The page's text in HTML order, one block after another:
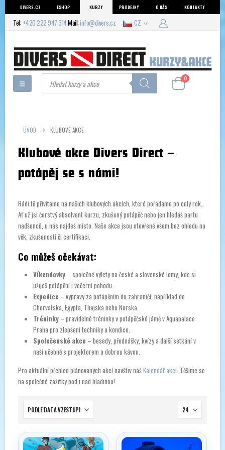
DIVERS.CZ ESHOP KURZY PRODEJNY O NÁS KONTAKTY
Tel: +420 222 947 314Mail:info@divers.cz CZ
Products
search 0
ÚVOD KLUBOVÉ AKCE
Klubové akce Divers Direct –
potápěj se s námi!
Rádi tě přivítáme na našich klubových akcích, které pořádáme po celý rok.
Ať už jsi čerstvý absolvent kurzu, zkušený potápěč nebo jen hledáš partu
nadšenců, u nás najdeš místo. Naše akce jsou otevřené všem bez ohledu na
věk, zkušenosti či certifikaci.
Co můžeš očekávat:
Víkendovky– společné výlety na české a slovenské lomy, kde si
užiješ potápění i večerní pohodu.
Expedice – výpravy za potápěním do zahraničí, například do
Chorvatska, Egypta, Thajska nebo Norska.
Tréninky– pravidelné tréninky v potápěčské jámě v Aquapalace
Praha pro zlepšení techniky a kondice.
Společenské akce – besedy, přednášky, kvízy a další setkání v
naší učebně s projektorem a dobrou kávou.
Pro aktuální přehled plánovaných akcí navštiv nášKalendář akcí . Těšíme se
na společné zážitky pod i nad hladinou!